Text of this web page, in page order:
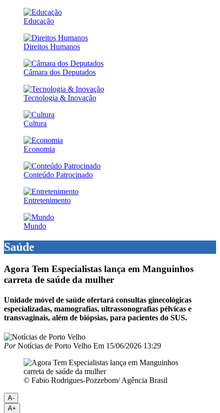
Educação
Direitos Humanos
Câmara dos Deputados
Tecnologia & Inovação
Cultura
Economia
Conteúdo Patrocinado
Entretenimento
Mundo
Saúde
Agora Tem Especialistas lança em Manguinhos
carreta de saúde da mulher
Unidade móvel de saúde ofertará consultas ginecológicas
especializadas, mamografias, ultrassonografias pélvicas e
transvaginais, além de biópsias, para pacientes do SUS.
PorNotícias de Porto Velho Em 15/06/2026 13:29
© Fabio Rodrigues-Pozzebom/ Agência Brasil
A-
A+